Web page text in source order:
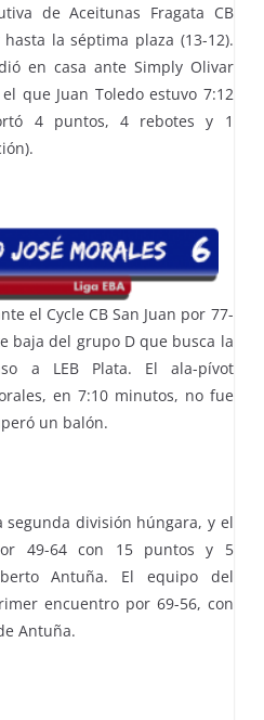
de Aceitunas Fragata CB
la séptima plaza (13-12).
en casa ante Simply Olivar
que Juan Toledo estuvo 7:12
4 puntos, 4 rebotes y 1
el Cycle CB San Juan por 77-
baja del grupo D que busca la
a LEB Plata. El ala-pívot
en 7:10 minutos, no fue
un balón.
división húngara, y el
49-64 con 15 puntos y 5
Antuña. El equipo del
encuentro por 69-56, con
Antuña.